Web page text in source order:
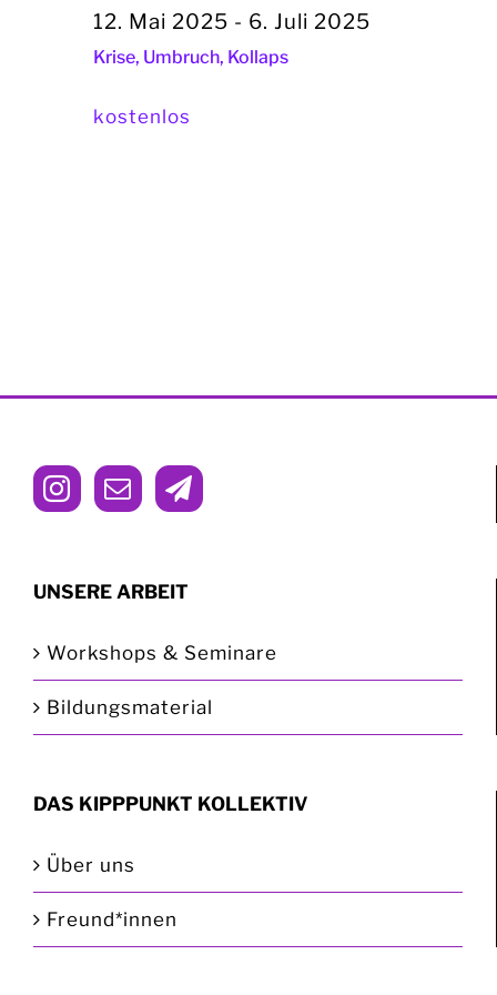
Krise, Umbruch, Kollaps
12. Mai 2025 - 6. Juli 2025
kostenlos
UNSERE ARBEIT
Workshops & Seminare
Bildungsmaterial
DAS KIPPPUNKT KOLLEKTIV
Über uns
Freund*innen